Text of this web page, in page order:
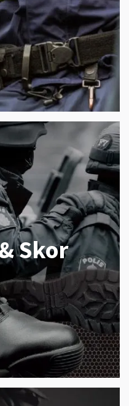
Skor